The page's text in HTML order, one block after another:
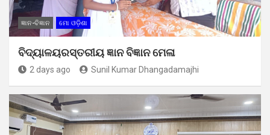
ଜ୍ଞାନ-ବିଜ୍ଞାନ ମୋ ଓଡ଼ିଶା
ବିଦ୍ୟାଳୟରସ୍ତରୀୟ ଜ୍ଞାନ ବିଜ୍ଞାନ ମେଳା
2 days ago Sunil Kumar Dhangadamajhi